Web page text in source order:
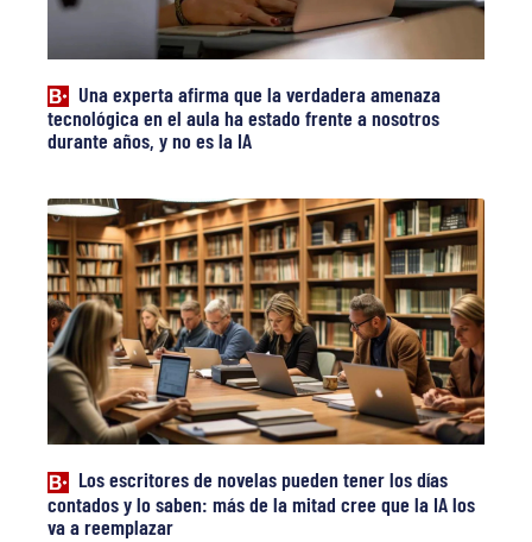
Una experta afirma que la verdadera amenaza
tecnológica en el aula ha estado frente a nosotros
durante años, y no es la IA
Los escritores de novelas pueden tener los días
contados y lo saben: más de la mitad cree que la IA los
va a reemplazar